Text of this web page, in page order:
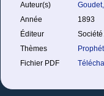
Auteur(s)
Année
1893
Éditeur
Thèmes
Fichier PDF